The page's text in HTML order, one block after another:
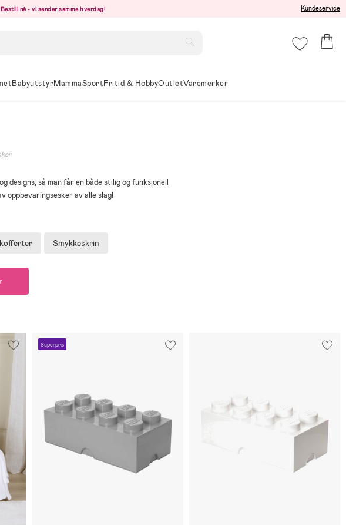
Bestill nå - vi sender samme hverdag! Kundeservice
BabyutstyrMammaSportFritid & HobbyOutletVaremerker
designs, så man får en både stilig og funksjonell
oppbevaringsesker av alle slag!
Smykkeskrin
Superpris